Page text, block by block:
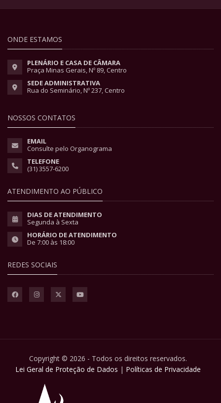
ONDE ESTAMOS
PLENÁRIO E CASA DE CÂMARA
Praça Minas Gerais, Nº 89, Centro
SEDE ADMINISTRATIVA
Rua do Seminário, Nº 237, Centro
NOSSOS CONTATOS
EMAIL
Consulte pelo Organograma
TELEFONE
(31) 3557-6200
ATENDIMENTO AO PÚBLICO
DIAS DE ATENDIMENTO
Segunda à Sexta
HORÁRIO DE ATENDIMENTO
De 7:00 às 18:00
REDES SOCIAIS
Copyright © 2026 - Todos os direitos reservados.
Lei Geral de Proteção de Dados | Políticas de Privacidade